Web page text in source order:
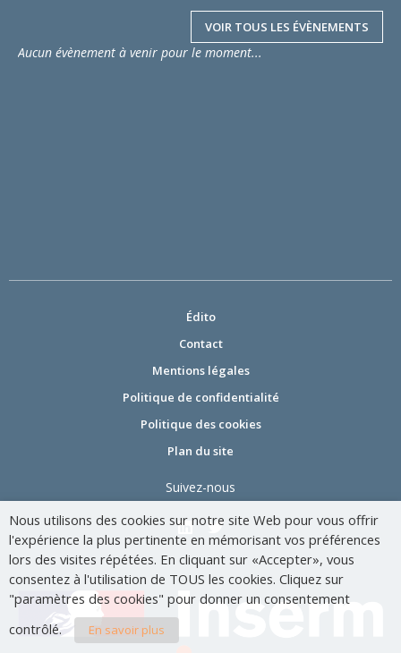
VOIR TOUS LES ÉVÈNEMENTS
Aucun évènement à venir pour le moment...
Édito
Contact
Mentions légales
Politique de confidentialité
Politique des cookies
Plan du site
Suivez-nous
Nous utilisons des cookies sur notre site Web pour vous offrir
l'expérience la plus pertinente en mémorisant vos préférences
lors des visites répétées. En cliquant sur «Accepter», vous
consentez à l'utilisation de TOUS les cookies. Cliquez sur
"paramètres des cookies" pour donner un consentement
contrôlé.
En savoir plus